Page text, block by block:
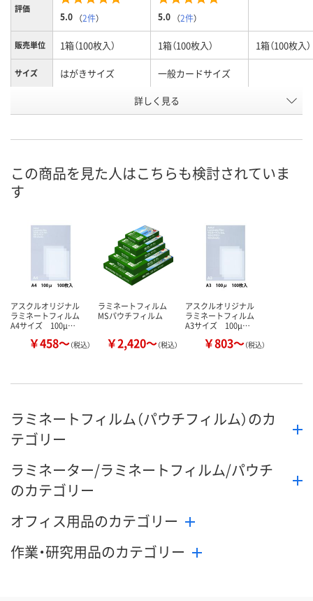
評価
5.0 （2件） 5.0 （2件）
販売単位 1箱（100枚入） 1箱（100枚入） 1箱（100枚入）
サイズ はがきサイズ 一般カードサイズ
100μ
870475 870411 3481701
在庫 あり あり あり
お届け日
カゴへ
数量
詳しく見る
この商品を見た人はこちらも検討されていま
す
アスクルオリジナル
ラミネートフィルム
A4サイズ 100μ…
￥458～（税込）
ラミネートフィルム
MSパウチフィルム
￥2,420～（税込）
アスクルオリジナル
ラミネートフィルム
A3サイズ 100μ…
￥803～（税込）
ラミネートフィルム（パウチフィルム）のカ
テゴリー
ラミネーター/ラミネートフィルム/パウチ
のカテゴリー
オフィス用品のカテゴリー
作業・研究用品のカテゴリー